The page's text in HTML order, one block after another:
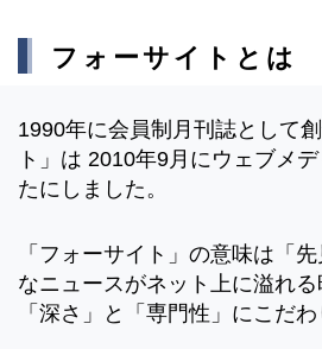
フォーサイトとは
1990年に会員制月刊誌として
ト」は 2010年9月にウェブメ
たにしました。
「フォーサイト」の意味は「
なニュースがネット上に溢れ
「深さ」と「専門性」にこだわ